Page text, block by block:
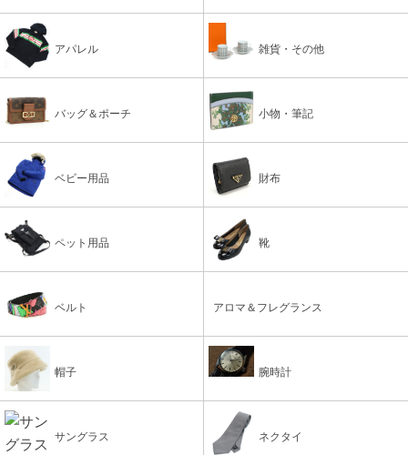
アパレル 雑貨・その他
バッグ＆ポーチ 小物・筆記
ベビー用品 財布
ペット用品 靴
ベルト アロマ＆フレグランス
帽子 腕時計
サングラス ネクタイ